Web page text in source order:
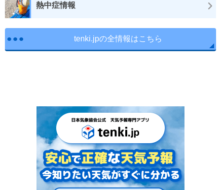
熱中症情報
tenki.jpの全情報はこちら